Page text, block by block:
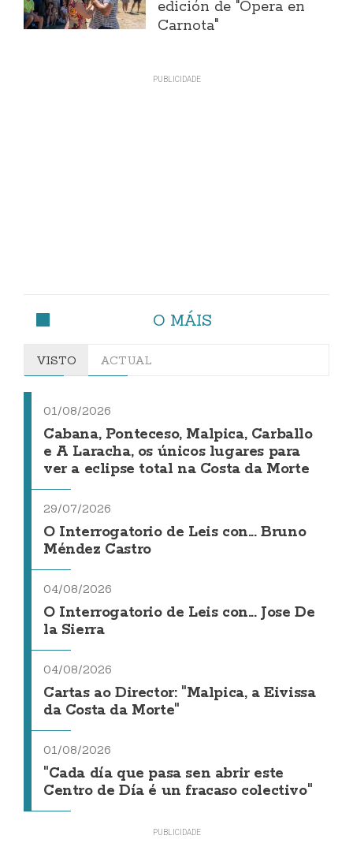
edición de "Ópera en
Carnota"
O MÁIS
VISTO ACTUAL
01/08/2026
Cabana, Ponteceso, Malpica, Carballo
e A Laracha, os únicos lugares para
ver a eclipse total na Costa da Morte
29/07/2026
O Interrogatorio de Leis con... Bruno
Méndez Castro
04/08/2026
O Interrogatorio de Leis con... Jose De
la Sierra
04/08/2026
Cartas ao Director: "Malpica, a Eivissa
da Costa da Morte"
01/08/2026
"Cada día que pasa sen abrir este
Centro de Día é un fracaso colectivo"